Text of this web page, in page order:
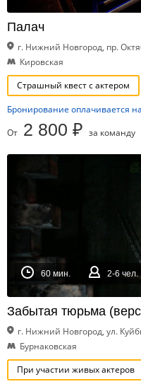
Палач
г. Нижний Новгород, пр.
Кировская
Страшный квест с актером
Бронирование оплачивается
От 2 800 ₽ за команду
60 мин. 2-6 чел.
Забытая тюрьма
г. Нижний Новгород, ул.
Бурнаковская
При участии живых актеров